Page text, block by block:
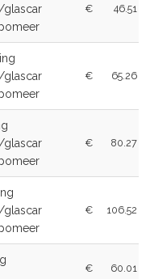
glascar
€ 46.51
glascar
€ 65.26
glascar
€ 80.27
glascar
€ 106.52
€ 60.01